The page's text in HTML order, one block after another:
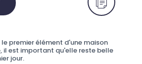
premier élément d'une maison
il est important qu'elle reste belle
jour.